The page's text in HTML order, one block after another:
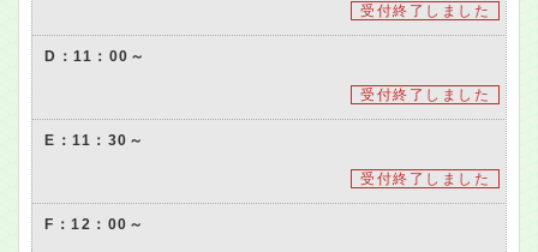
受付終了しました
D：11：00～
受付終了しました
E：11：30～
受付終了しました
F：12：00～